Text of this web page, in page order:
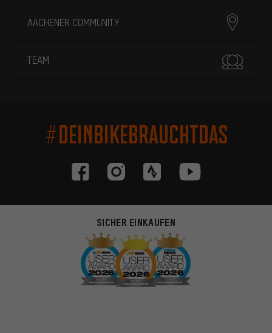
AACHENER COMMUNITY
TEAM
#DEINBIKEBRAUCHTDAS
SICHER EINKAUFEN